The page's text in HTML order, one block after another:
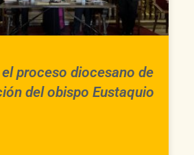
proceso diocesano de
del obispo Eustaquio